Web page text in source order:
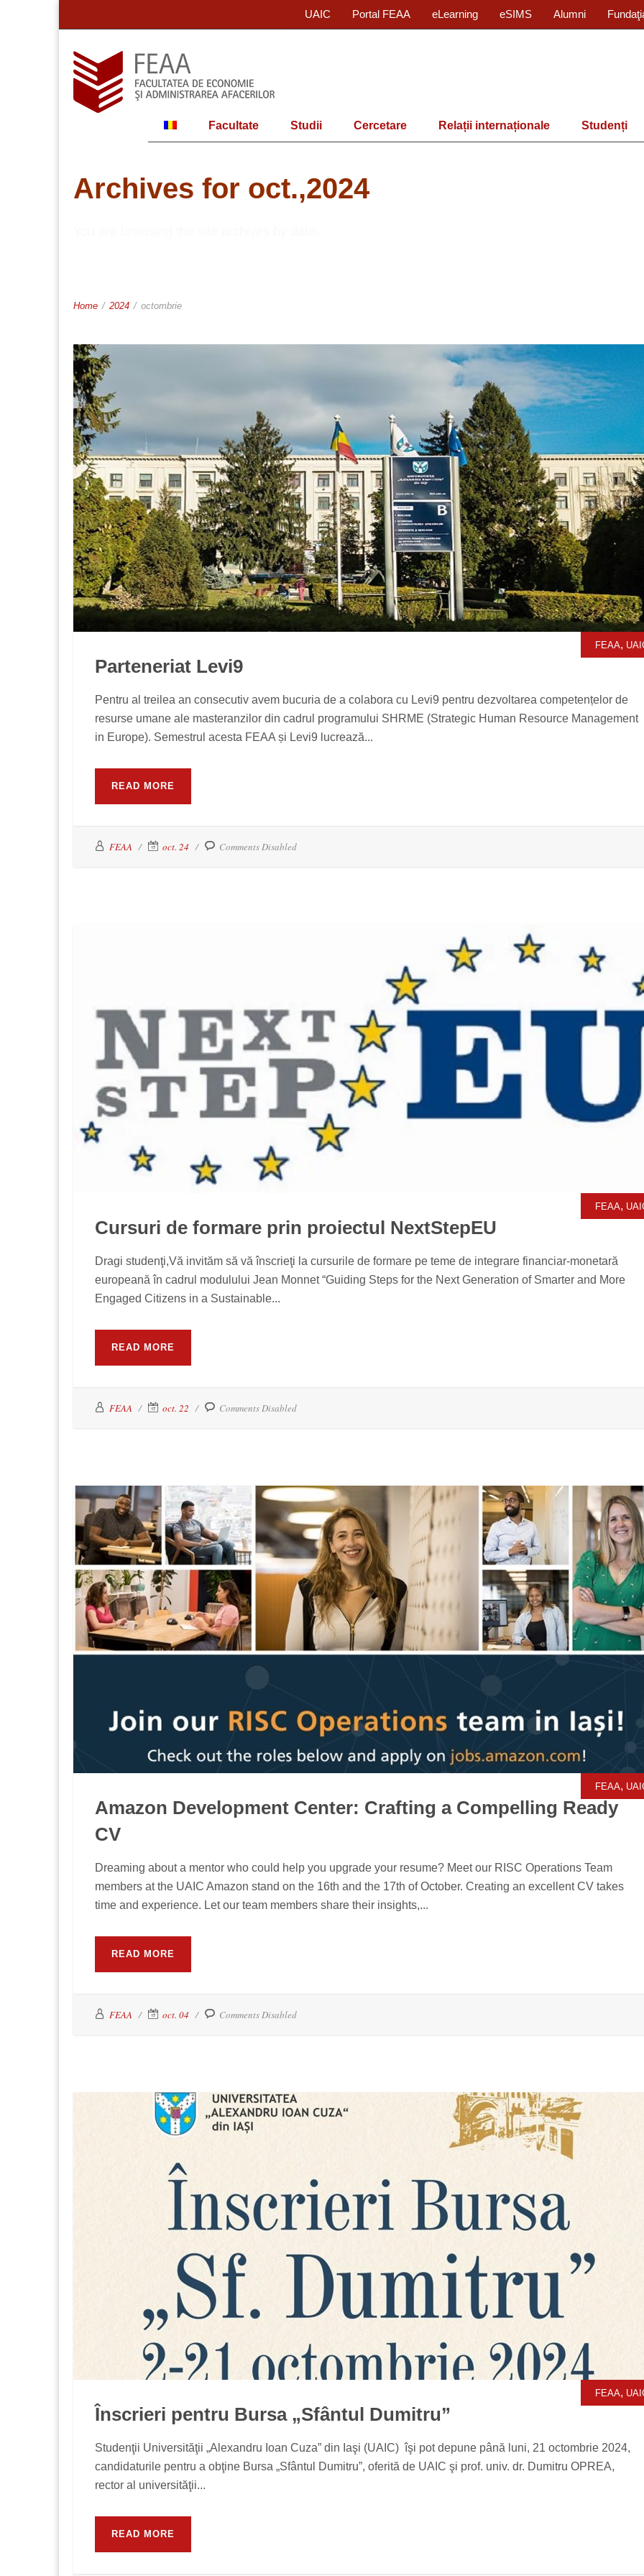
UAIC Portal FEAA eLearning eSIMS Alumni
Facultate Studii Cercetare Relații internaționale Studenți
Archives for oct.,2024
Home / 2024 / octombrie
FEAA,
Parteneriat Levi9
Pentru al treilea an consecutiv avem bucuria de a colabora cu Levi9 pentru dezvoltarea competențelor de
resurse umane ale masteranzilor din cadrul programului SHRME (Strategic Human Resource Management
in Europe). Semestrul acesta FEAA și Levi9 lucrează...
READ MORE
FEAA oct. 24 Comments Disabled
FEAA,
Cursuri de formare prin proiectul NextStepEU
Dragi studenţi,Vă invităm să vă înscrieţi la cursurile de formare pe teme de integrare financiar-monetară
europeană în cadrul modulului Jean Monnet “Guiding Steps for the Next Generation of Smarter and More
Engaged Citizens in a Sustainable...
READ MORE
FEAA oct. 22 Comments Disabled
FEAA,
Amazon Development Center: Crafting a Compelling Ready
CV
Dreaming about a mentor who could help you upgrade your resume? Meet our RISC Operations Team
members at the UAIC Amazon stand on the 16th and the 17th of October. Creating an excellent CV takes
time and experience. Let our team members share their insights,...
READ MORE
FEAA oct. 04 Comments Disabled
FEAA,
Înscrieri pentru Bursa „Sfântul Dumitru”
Studenţii Universităţii „Alexandru Ioan Cuza” din Iaşi (UAIC) îşi pot depune până luni, 21 octombrie 2024,
candidaturile pentru a obţine Bursa „Sfântul Dumitru”, oferită de UAIC şi prof. univ. dr. Dumitru OPREA,
rector al universităţii...
READ MORE